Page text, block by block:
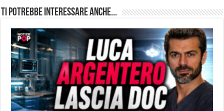
Ti potrebbe interessare anche...